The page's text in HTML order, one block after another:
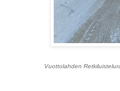
Vuottolahden